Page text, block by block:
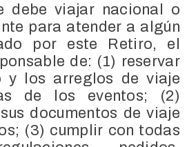
debe viajar nacional o
para atender a algún
por este Retiro, el
de: (1) reservar
y los arreglos de viaje
de los eventos; (2)
documentos de viaje
(3) cumplir con todas